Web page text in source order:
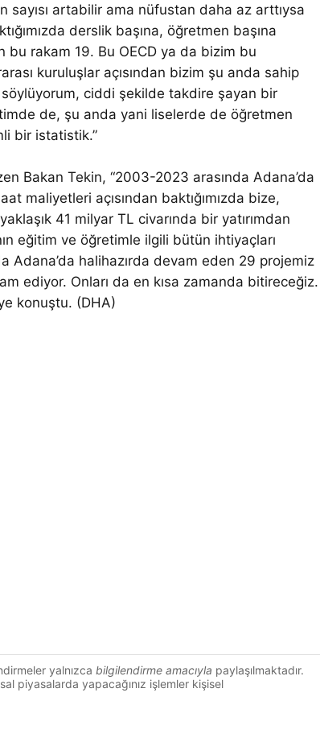
sayısı artabilir ama nüfustan daha az arttıysa
derslik başına, öğretmen başına
bu rakam 19. Bu OECD ya da bizim bu
kuruluşlar açısından bizim şu anda sahip
ciddi şekilde takdire şayan bir
de, şu anda yani liselerde de öğretmen
bir istatistik.”
Bakan Tekin, “2003-2023 arasında Adana’da
maliyetleri açısından baktığımızda bize,
41 milyar TL civarında bir yatırımdan
eğitim ve öğretimle ilgili bütün ihtiyaçları
Adana’da halihazırda devam eden 29 projemiz
ediyor. Onları da en kısa zamanda bitireceğiz.
konuştu. (DHA)
yalnızca bilgilendirme amacıyla paylaşılmaktadır.
piyasalarda yapacağınız işlemler kişisel